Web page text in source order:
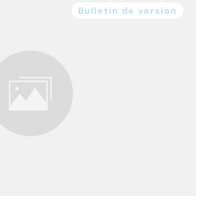
Bulletin de version